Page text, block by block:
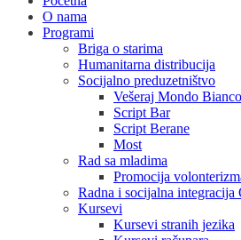
O nama
Programi
Briga o starima
Humanitarna distribucija
Socijalno preduzetništvo
Vešeraj Mondo Bianco
Script Bar
Script Berane
Most
Rad sa mladima
Promocija
Radna i socijalna integracija
Kursevi
Kursevi stranih jezika